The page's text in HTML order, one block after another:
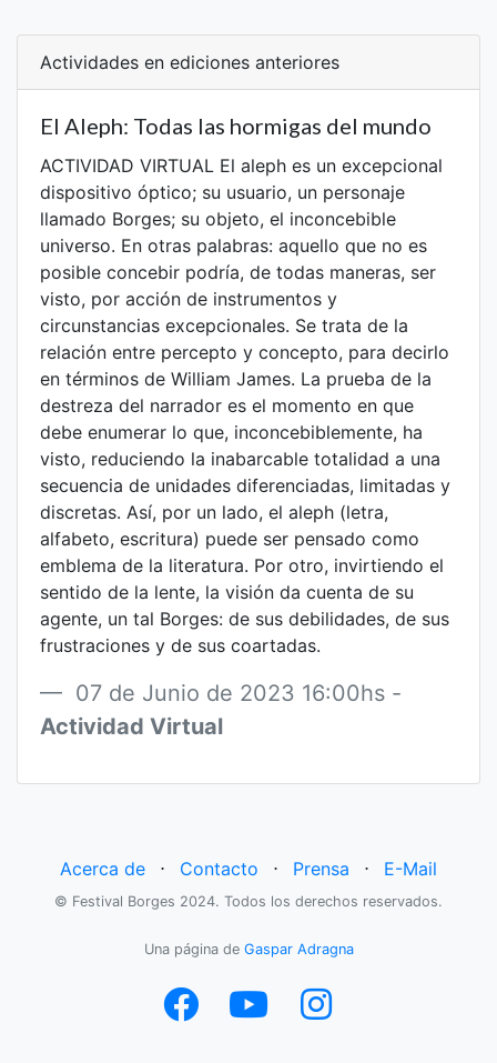
Actividades en ediciones anteriores
El Aleph: Todas las hormigas del mundo
ACTIVIDAD VIRTUAL El aleph es un excepcional
dispositivo óptico; su usuario, un personaje
llamado Borges; su objeto, el inconcebible
universo. En otras palabras: aquello que no es
posible concebir podría, de todas maneras, ser
visto, por acción de instrumentos y
circunstancias excepcionales. Se trata de la
relación entre percepto y concepto, para decirlo
en términos de William James. La prueba de la
destreza del narrador es el momento en que
debe enumerar lo que, inconcebiblemente, ha
visto, reduciendo la inabarcable totalidad a una
secuencia de unidades diferenciadas, limitadas y
discretas. Así, por un lado, el aleph (letra,
alfabeto, escritura) puede ser pensado como
emblema de la literatura. Por otro, invirtiendo el
sentido de la lente, la visión da cuenta de su
agente, un tal Borges: de sus debilidades, de sus
frustraciones y de sus coartadas.
07 de Junio de 2023 16:00hs -
Actividad Virtual
Acerca de ⋅ Contacto ⋅ Prensa ⋅ E-Mail
© Festival Borges 2024. Todos los derechos reservados.
Una página de Gaspar Adragna